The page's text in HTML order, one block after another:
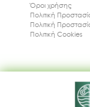
Όροι χρήσης
Πολιτική
Πολιτική
Πολιτική Cookies